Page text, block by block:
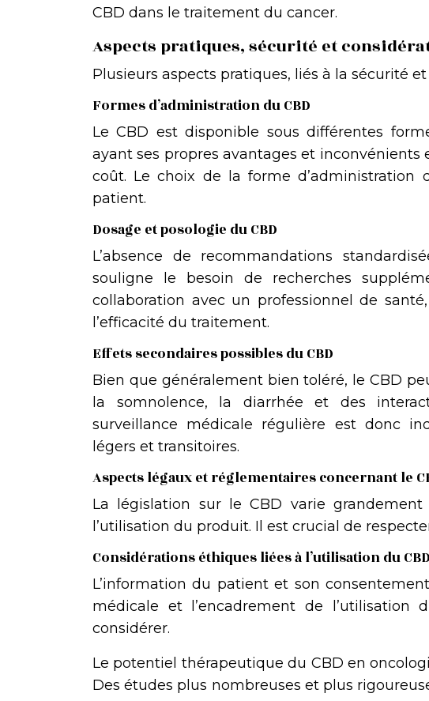
CBD dans le traitement du cancer.
Aspects pratiques, sécurité et
Plusieurs aspects pratiques, liés à la sécurité
Formes d’administration du CBD
Le CBD est disponible sous différentes
ayant ses propres avantages et
coût. Le choix de la forme d’administration
patient.
Dosage et posologie du CBD
L’absence de recommandations
souligne le besoin de recherches
collaboration avec un professionnel de
l’efficacité du traitement.
Effets secondaires possibles du CBD
Bien que généralement bien toléré, le CBD
la somnolence, la diarrhée et des
surveillance médicale régulière est donc
légers et transitoires.
Aspects légaux et réglementaires concernant le
La législation sur le CBD varie grandement
l’utilisation du produit. Il est crucial de
Considérations éthiques liées à l’utilisation du CBD
L’information du patient et son
médicale et l’encadrement de
considérer.
Le potentiel thérapeutique du CBD en
Des études plus nombreuses et plus